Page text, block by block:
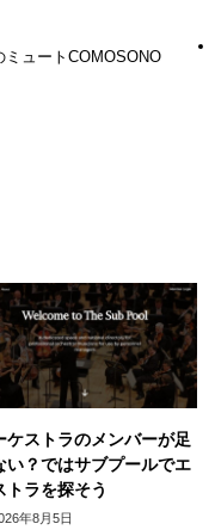
ュートCOMOSONO
ケストラのメンバーが足
い？ではサブプールでエ
トラを探そう
年8月5日